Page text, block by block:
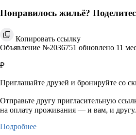
Понравилось жильё?
Копировать ссылку
Объявление №2036751 обновлено 11
₽
Приглашайте друзей и бронируйте со
Отправьте другу пригласительную
на оплату проживания — и вам, и другу.
Подробнее